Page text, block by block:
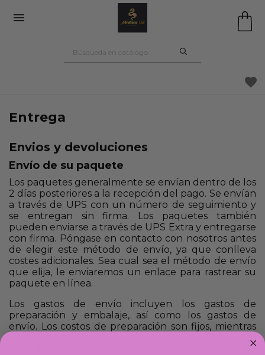

favorite
Entrega
Envios y devoluciones
Envío de su paquete
Los paquetes generalmente se envían dentro de los
2 días posteriores a la recepción del pago. Se envían
a través de UPS con un número de seguimiento y
se entregan sin firma. Los paquetes también
pueden enviarse a través de UPS Extra y entregarse
con firma. Póngase en contacto con nosotros antes
de elegir este método de envío, ya que conlleva
costes adicionales. Sea cual sea el método de envío
que elija, le enviaremos un enlace para rastrear su
paquete en línea.
Los gastos de envío incluyen los gastos de
preparación y embalaje, así como los gastos de
envío. Los costos de preparación son fijos, mientras
que los costos de transporte varían según el peso
total del paquete. Le recomendamos que consolide